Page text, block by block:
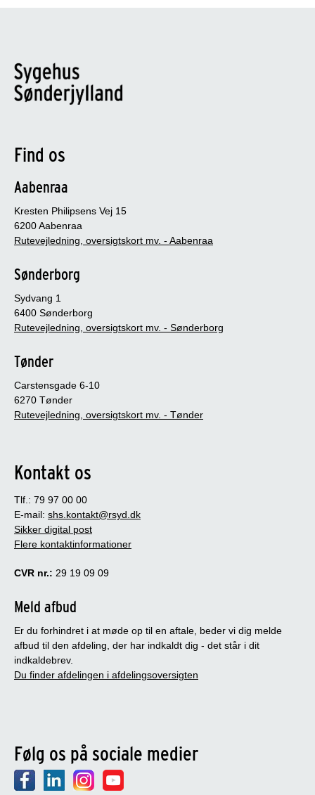
Find os
Aabenraa
Kresten Philipsens Vej 15
6200 Aabenraa
Rutevejledning, oversigtskort mv. - Aabenraa
Sønderborg
Sydvang 1
6400 Sønderborg
Rutevejledning, oversigtskort mv. - Sønderborg
Tønder
Carstensgade 6-10
6270 Tønder
Rutevejledning, oversigtskort mv. - Tønder
Kontakt os
Tlf.: 79 97 00 00
E-mail: shs.kontakt@rsyd.dk
Sikker digital post
Flere kontaktinformationer
CVR nr.: 29 19 09 09
Meld afbud
Er du forhindret i at møde op til en aftale, beder vi dig melde
afbud til den afdeling, der har indkaldt dig - det står i dit
indkaldebrev.
Du finder afdelingen i afdelingsoversigten
Følg os på sociale medier